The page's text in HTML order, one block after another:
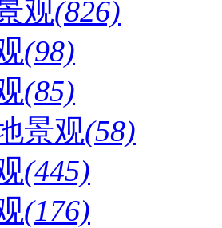
观(826)
(98)
(85)
景观(58)
(445)
(176)